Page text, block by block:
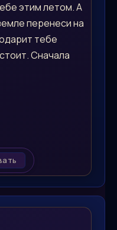
этим летом. А
перенеси на
тебе
Сначала